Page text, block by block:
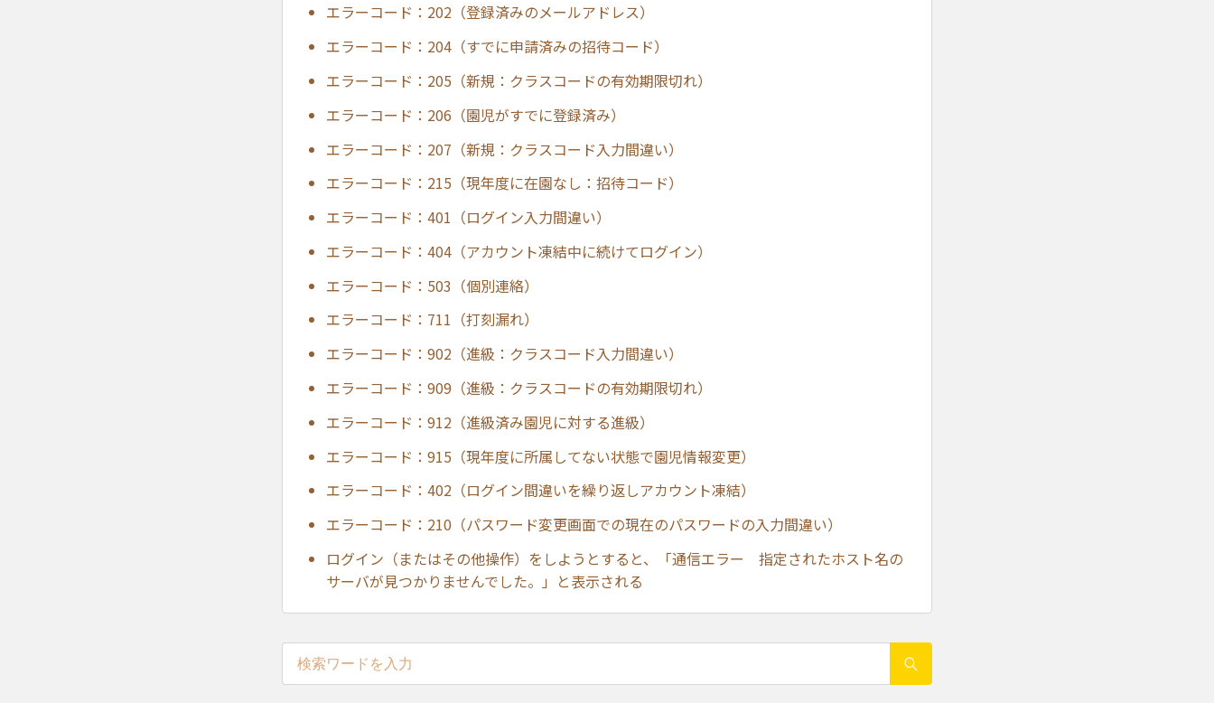
エラーコード：202（登録済みのメールアドレス）
エラーコード：204（すでに申請済みの招待コード）
エラーコード：205（新規：クラスコードの有効期限切れ）
エラーコード：206（園児がすでに登録済み）
エラーコード：207（新規：クラスコード入力間違い）
エラーコード：215（現年度に在園なし：招待コード）
エラーコード：401（ログイン入力間違い）
エラーコード：404（アカウント凍結中に続けてログイン）
エラーコード：503（個別連絡）
エラーコード：711（打刻漏れ）
エラーコード：902（進級：クラスコード入力間違い）
エラーコード：909（進級：クラスコードの有効期限切れ）
エラーコード：912（進級済み園児に対する進級）
エラーコード：915（現年度に所属してない状態で園児情報変更）
エラーコード：402（ログイン間違いを繰り返しアカウント凍結）
エラーコード：210（パスワード変更画面での現在のパスワードの入力間違い）
ログイン（またはその他操作）をしようとすると、「通信エラー 指定されたホスト名の
サーバが見つかりませんでした。」と表示される